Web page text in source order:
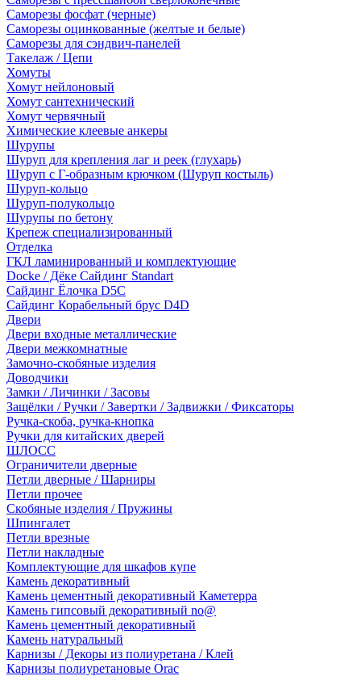
Саморезы фосфат (черные)
Саморезы оцинкованные (желтые и белые)
Саморезы для сэндвич-панелей
Такелаж / Цепи
Хомуты
Хомут нейлоновый
Хомут сантехнический
Хомут червячный
Химические клеевые анкеры
Шурупы
Шуруп для крепления лаг и реек (глухарь)
Шуруп с Г-образным крючком (Шуруп костыль)
Шуруп-кольцо
Шуруп-полукольцо
Шурупы по бетону
Крепеж специализированный
Отделка
ГКЛ ламинированный и комплектующие
Docke / Дёке Сайдинг Standart
Сайдинг Ёлочка D5C
Сайдинг Корабельный брус D4D
Двери
Двери входные металлические
Двери межкомнатные
Замочно-скобяные изделия
Доводчики
Замки / Личинки / Засовы
Защёлки / Ручки / Завертки / Задвижки / Фиксаторы
Ручка-скоба, ручка-кнопка
Ручки для китайских дверей
ШЛОСС
Ограничители дверные
Петли дверные / Шарниры
Петли прочее
Скобяные изделия / Пружины
Шпингалет
Петли врезные
Петли накладные
Комплектующие для шкафов купе
Камень декоративный
Камень цементный декоративный Каметерра
Камень гипсовый декоративный no@
Камень цементный декоративный
Камень натуральный
Карнизы / Декоры из полиуретана / Клей
Карнизы полиуретановые Orac